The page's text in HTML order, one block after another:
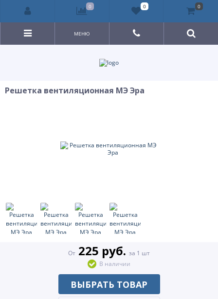
МЕНЮ
Решетка вентиляционная МЭ Эра
От 225 руб. за 1 шт
В наличии
ВЫБРАТЬ ТОВАР
0 0 0